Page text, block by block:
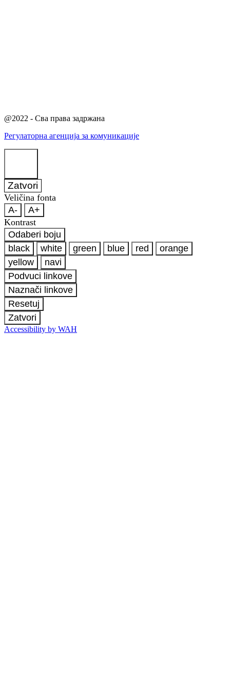
@2022 - Сва права задржана
Регулаторна агенција за комуникације
Zatvori
Veličina fonta
A-
A+
Kontrast
Odaberi boju
black
white green blue red
orange
yellow
navi
Podvuci linkove
Naznači linkove
Resetuj
Zatvori
Accessibility by WAH